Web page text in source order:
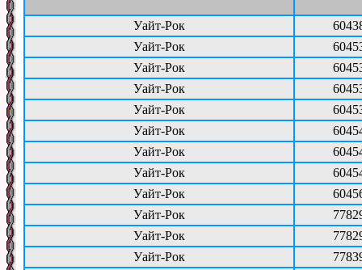
Уайт-Рок
Уайт-Рок
Уайт-Рок
Уайт-Рок
Уайт-Рок
Уайт-Рок
Уайт-Рок
Уайт-Рок
Уайт-Рок
Уайт-Рок
Уайт-Рок
Уайт-Рок